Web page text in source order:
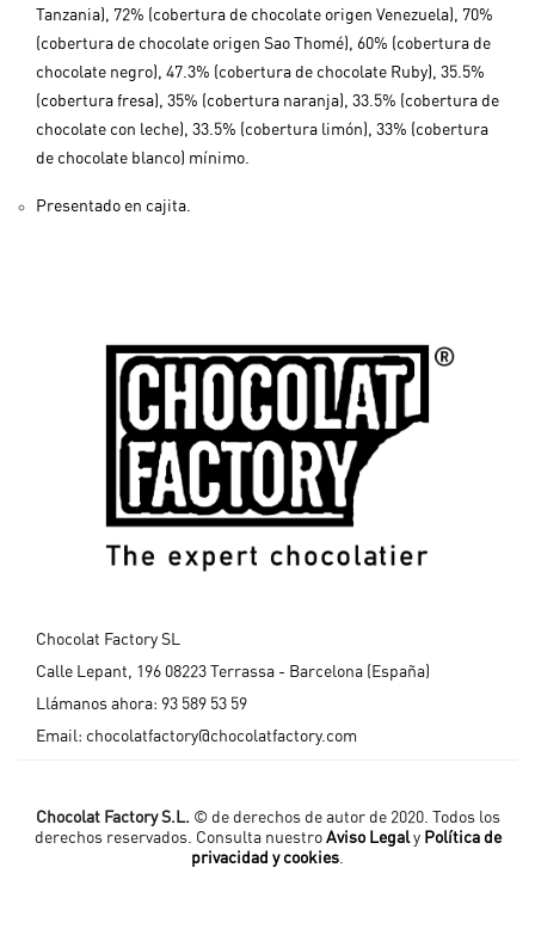
Tanzania), 72% (cobertura de chocolate origen Venezuela), 70%
(cobertura de chocolate origen Sao Thomé), 60% (cobertura de
chocolate negro), 47.3% (cobertura de chocolate Ruby), 35.5%
(cobertura fresa), 35% (cobertura naranja), 33.5% (cobertura de
chocolate con leche), 33.5% (cobertura limón), 33% (cobertura
de chocolate blanco) mínimo.
Presentado en cajita.
Chocolat Factory SL
Calle Lepant, 196 08223 Terrassa - Barcelona (España)
Llámanos ahora: 93 589 53 59
Email: chocolatfactory@chocolatfactory.com
Chocolat Factory S.L.© de derechos de autor de 2020. Todos los
derechos reservados. Consulta nuestro Aviso Legal y Política de
privacidad y cookies.